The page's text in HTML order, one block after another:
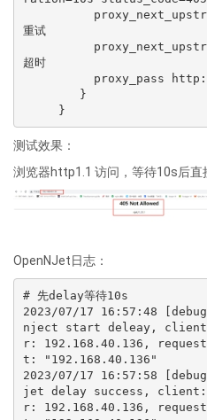
重试
超时
测试效果：
浏览器http1.1 访问，等待10s后直
OpenNJet日志：
# 先delay等待10s
2023/07/17 16:57:48
nject start deleay, client:
r: 192.168.40.136,
t: "192.168.40.136"
2023/07/17 16:57:58
jet delay success, client:
r: 192.168.40.136,